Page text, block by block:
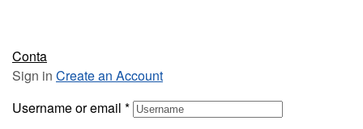
Conta
Sign in Create an Account
Username or email *